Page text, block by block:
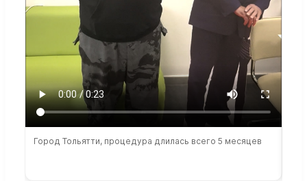
Город Тольятти, процедура длилась всего 5 месяцев